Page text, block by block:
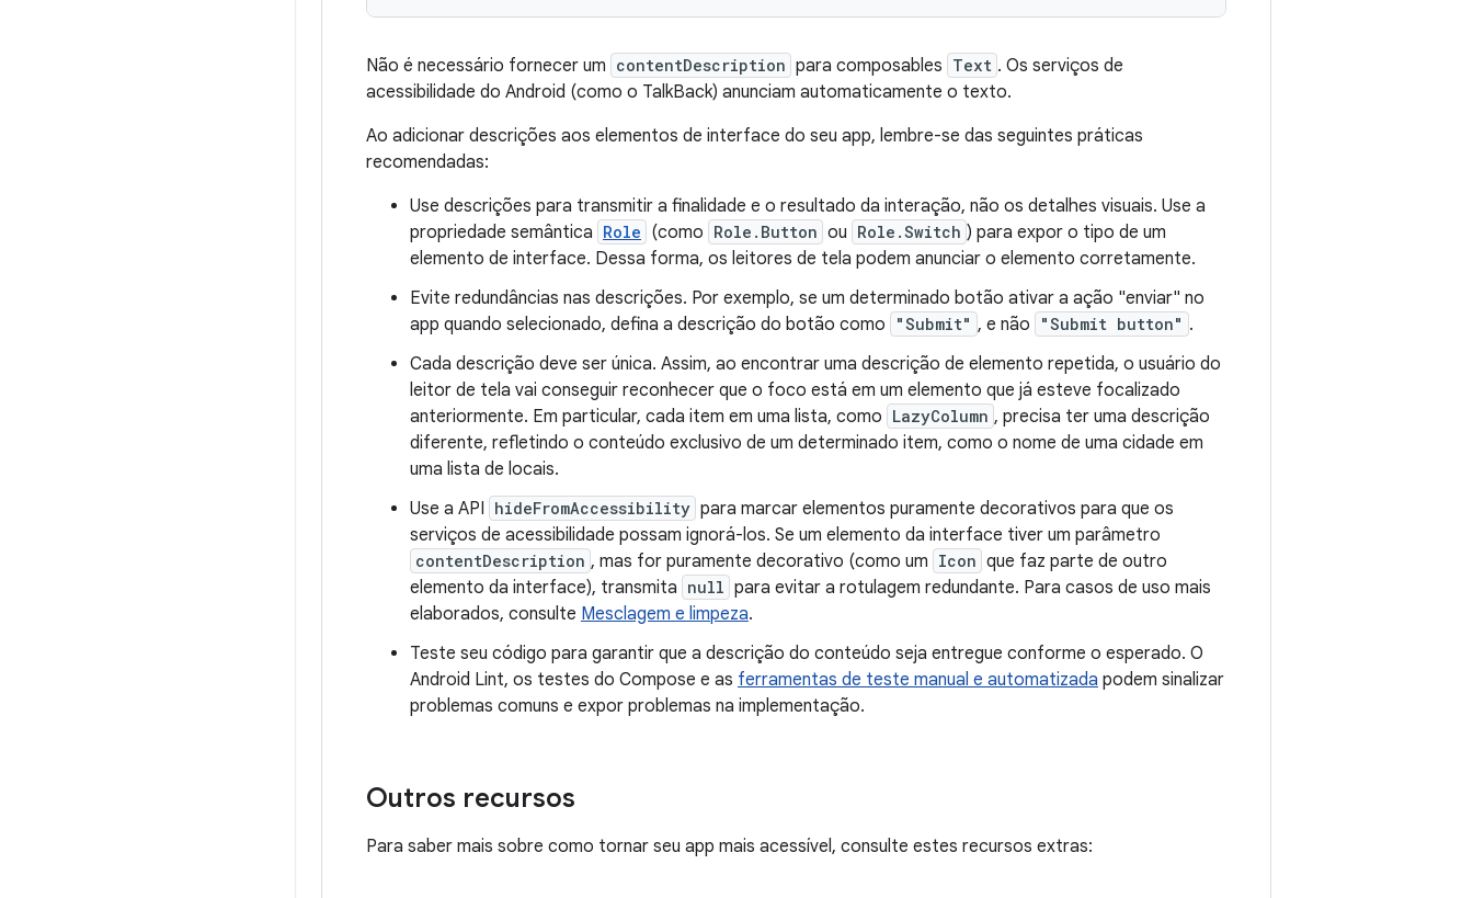
Não é necessário fornecer um contentDescription para composables Text . Os serviços de
acessibilidade do Android (como o TalkBack) anunciam automaticamente o texto.
Ao adicionar descrições aos elementos de interface do seu app, lembre-se das seguintes práticas
recomendadas:
Use descrições para transmitir a finalidade e o resultado da interação, não os detalhes visuais. Use a
propriedade semântica Role (como Role.Button ou Role.Switch ) para expor o tipo de um
elemento de interface. Dessa forma, os leitores de tela podem anunciar o elemento corretamente.
Evite redundâncias nas descrições. Por exemplo, se um determinado botão ativar a ação "enviar" no
app quando selecionado, defina a descrição do botão como
"Submit" , e não "Submit button" .
Cada descrição deve ser única. Assim, ao encontrar uma descrição de elemento repetida, o usuário do
leitor de tela vai conseguir reconhecer que o foco está em um elemento que já esteve focalizado
anteriormente. Em particular, cada item em uma lista, como LazyColumn , precisa ter uma descrição
diferente, refletindo o conteúdo exclusivo de um determinado item, como o nome de uma cidade em
uma lista de locais.
Use a API hideFromAccessibility para marcar elementos puramente decorativos para que os
serviços de acessibilidade possam ignorá-los. Se um elemento da interface tiver um parâmetro
contentDescription , mas for puramente decorativo (como um Icon que faz parte de outro
elemento da interface), transmita null para evitar a rotulagem redundante. Para casos de uso mais
elaborados, consulte Mesclagem e limpeza.
Teste seu código para garantir que a descrição do conteúdo seja entregue conforme o esperado. O
Android Lint, os testes do Compose e as ferramentas de teste manual e automatizada podem sinalizar
problemas comuns e expor problemas na implementação.
Outros recursos
Para saber mais sobre como tornar seu app mais acessível, consulte estes recursos extras: